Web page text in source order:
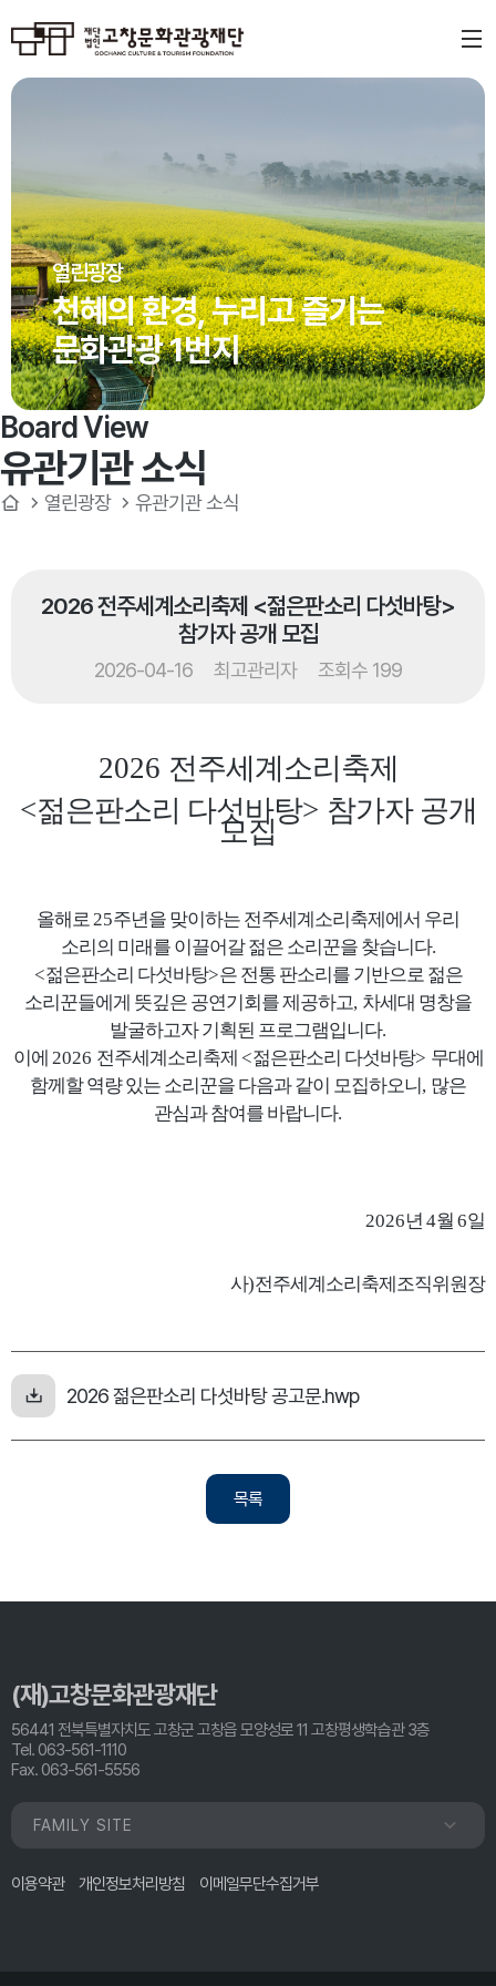
열린광장
천혜의 환경, 누리고 즐기는
문화관광 1번지
Board View
유관기관 소식
열린광장 유관기관 소식
2026 전주세계소리축제 <젊은판소리 다섯바탕>
참가자 공개 모집
2026-04-16 최고관리자 조회수 199
2026 전주세계소리축제
<젊은판소리 다섯바탕> 참가자 공개
모집
올해로25주년을 맞이하는 전주세계소리축제에서 우리
소리의 미래를 이끌어갈 젊은 소리꾼을 찾습니다.
<젊은판소리 다섯바탕>은 전통 판소리를 기반으로 젊은
소리꾼들에게 뜻깊은 공연기회를 제공하고, 차세대 명창을
발굴하고자 기획된 프로그램입니다.
이에 2026 전주세계소리축제 <젊은판소리 다섯바탕> 무대에
함께할 역량 있는 소리 꾼을 다음과 같이 모집하오니 , 많은
관심과 참여를 바랍니다.
2026년 4월 6일
사)전주세계소리축제조직위원장
2026 젊은판소리 다섯바탕 공고문.hwp
목록
(재)고창문화관광재단
56441 전북특별자치도 고창군 고창읍 모양성로 11 고창평생학습관 3층
Tel. 063-561-1110
Fax. 063-561-5556
FAMILY SITE
이용약관 개인정보처리방침 이메일무단수집거부